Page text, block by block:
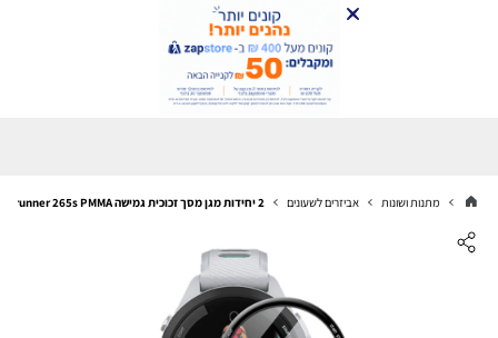
מתנות ושונות אביזרים לשעונים 2 יחידות מגן מסך זכוכית גמישה Garmin Forerunner 265s PMMA